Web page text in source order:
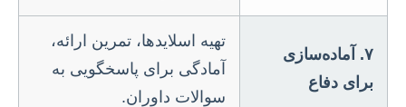
۷. آماده‌سازی
برای دفاع
تهیه اسلایدها، تمرین ارائه،
آمادگی برای پاسخگویی به
سوالات داوران.